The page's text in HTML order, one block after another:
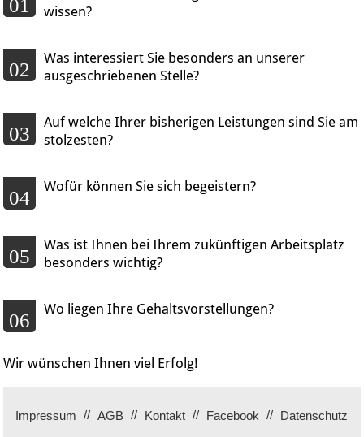
01
wissen?
02
Was interessiert Sie besonders an unserer
ausgeschriebenen Stelle?
03
Auf welche Ihrer bisherigen Leistungen sind Sie am
stolzesten?
04
Wofür können Sie sich begeistern?
05
Was ist Ihnen bei Ihrem zukünftigen Arbeitsplatz
besonders wichtig?
06
Wo liegen Ihre Gehaltsvorstellungen?
Wir wünschen Ihnen viel Erfolg!
Impressum AGB Kontakt Facebook Datenschutz